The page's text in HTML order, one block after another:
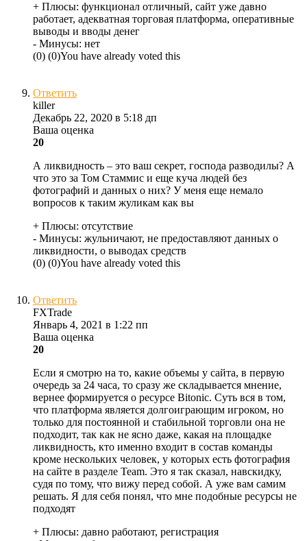
+ Плюсы: функционал отличный, сайт уже давно
работает, адекватная торговая платформа, оперативные
выводы и вводы денег
- Минусы: нет
(0) (0)You have already voted this
Ответить
killer
Декабрь 22, 2020 в 5:18 дп
Ваша оценка
20
А ликвидность – это ваш секрет, господа разводилы? А
что это за Том Стаммис и еще куча людей без
фотографий и данных о них? У меня еще немало
вопросов к таким жуликам как вы
+ Плюсы: отсутствие
- Минусы: жульничают, не предоставляют данных о
ликвидности, о выводах средств
(0) (0)You have already voted this
Ответить
FXTrade
Январь 4, 2021 в 1:22 пп
Ваша оценка
20
Если я смотрю на то, какие объемы у сайта, в первую
очередь за 24 часа, то сразу же складывается мнение,
вернее формируется о ресурсе Bitonic. Суть вся в том,
что платформа является долгоиграющим игроком, но
только для постоянной и стабильной торговли она не
подходит, так как не ясно даже, какая на площадке
ликвидность, кто именно входит в состав команды
кроме нескольких человек, у которых есть фотография
на сайте в разделе Team. Это я так сказал, навскидку,
судя по тому, что вижу перед собой. А уже вам самим
решать. Я для себя понял, что мне подобные ресурсы не
подходят
+ Плюсы: давно работают, регистрация